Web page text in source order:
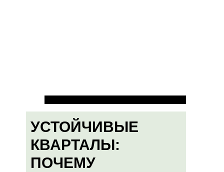
УСТОЙЧИВЫЕ
КВАРТАЛЫ:
ПОЧЕМУ